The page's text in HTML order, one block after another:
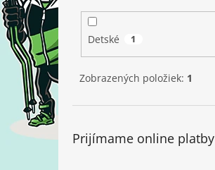
Detské 1
Zobrazených položiek: 1
Prijímame online platby